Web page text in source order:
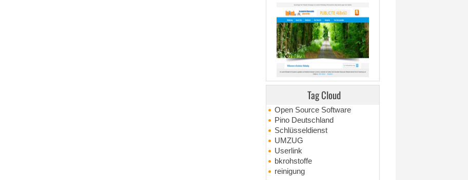
Tag Cloud
Open Source Software
Pino Deutschland
Schlüsseldienst
UMZUG
Userlink
bkrohstoffe
reinigung